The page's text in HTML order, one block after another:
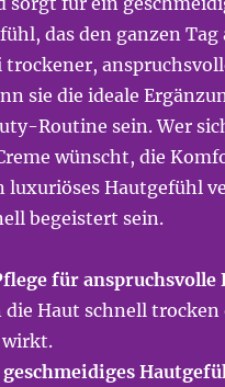
das den ganzen
trockener,
sie die ideale
Routine sein. Wer
wünscht, die
luxuriöses Hautgefühl
begeistert sein.
für anspruchsvolle
die Haut schnell trocken
wirkt.